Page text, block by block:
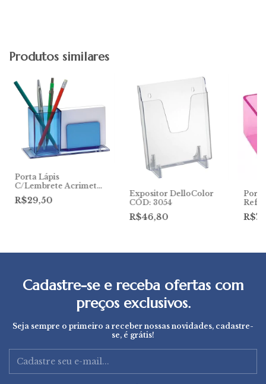
Produtos similares
Porta Lápis
C/Lembrete Acrimet
Ref:948
R$29,50
Expositor DelloColor
CÓD: 3054
R$46,80
Cadastre-se e receba ofertas com
preços exclusivos.
Seja sempre o primeiro a receber nossas novidades, cadastre-
se, é grátis!